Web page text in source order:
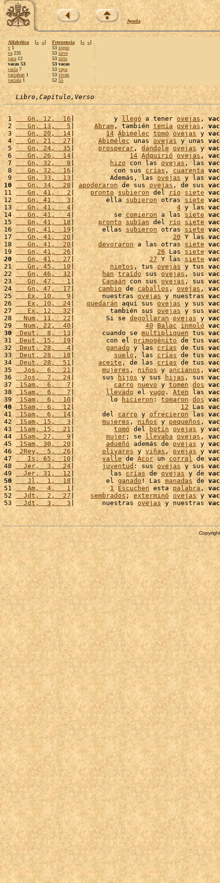
Ayuda
Alfabética [« »]
v 1
va 235
vaca 12
vacas 53
vacía 7
vaciaban 1
vacíala 1
Frecuencia [« »]
53 signo
53 sirve
53 sitio
53 vacas
53 vaya
53 vivan
52 55
Libro,Capítulo,Verso
1
   Gn, 12,  16
|          y llegó a tener ovejas ,
2
   Gn, 13,   5
| Abram , también tenía ovejas ,
3
   Gn, 20,  14
| 14 Abimélec tomó ovejas y
4
   Gn, 21,  27
| Abimélec unas ovejas y unas
5
   Gn, 24,  35
| prosperar , dándole ovejas y
6
   Gn, 26,  14
| 14 Adquirió ovejas,
7
   Gn, 32,   8
| hizo con las ovejas , las
8
   Gn, 32,  16
|          con sus crías, cuarenta
9
   Gn, 33,  13
|         Además, las ovejas y las
10
   Gn, 34,  28
| apoderaron de sus ovejas , de sus
11
   Gn, 41,   2
| pronto subieron del río siete
12
   Gn, 41,   3
|        ella subieron otras siete
13
   Gn, 41,   4
| 4 y las
14
   Gn, 41,   4
|          se comieron a las siete
15
   Gn, 41,  18
| pronto subían del río siete
16
   Gn, 41,  19
|       ellas subieron otras siete
17
   Gn, 41,  20
| 20 Y las
18
   Gn, 41,  20
| devoraron a las otras siete
19
   Gn, 41,  26
| 26 Las siete
20
   Gn, 41,  27
| 27 Y las siete
21
   Gn, 45,  10
| nietos, tus ovejas y tus
22
   Gn, 46,  32
| han traído sus ovejas , sus
23
   Gn, 47,   1
| Canaán con sus ovejas, sus
24
   Gn, 47,  17
| cambio de caballos , ovejas ,
25
   Ex, 10,   9
|       nuestras ovejas y nuestras
26
   Ex, 10,  24
| quedarán aquí sus ovejas y sus
27
   Ex, 12,  32
|         también sus ovejas y sus
28
  Num, 11,  22
|        Si se degollaran ovejas y
29
  Num, 22,  40
| 40 Balac inmoló
30
Deut,  8,  13|       cuando se multipliquen tus
31 Deut, 15,  19 |        con el primogénito de tus
32
Deut, 28,   4| ganado y las crías de tus
33
Deut, 28,  18| suelo, las crías de tus
34 Deut, 28,  51 | aceite , de las crías de tus
35
  Jos,  6,  21
| mujeres , niños y ancianos ,
36
  Jos,  7,  24
|       sus hijos y sus hijas , sus
37 1Sam,  6,   7 | carro nuevo y tomen dos
38
1Sam,  6,   7| llevado el yugo. Aten las
39 1Sam,  6,  10|         lo hicieron : tomaron dos
40 1Sam,  6,  12 | 12 Las
41 1Sam,  6,  14 |       del carro y ofrecieron las
42 1Sam, 15,   3 | mujeres , niños y pequeños ,
43 1Sam, 15,  21 | tomó del botín ovejas y
44 1Sam, 27,   9| mujer; se llevaba ovejas ,
45 1Sam, 30,  20 | adueñó además de ovejas y
46 2Rey,  5,  26| olivares y viñas , ovejas y
47
   Is, 65,  10
| valle de Acor un corral de
48
  Jer,  3,  24
| juventud : sus ovejas y sus
49
  Jer, 31,  12
|         las crías de ovejas y de
50
   Jl,  1,  18
|        el ganado ! Las manadas de
51
   Am,  4,   1
| 1 Escuchen esta palabra ,
52
  Jdt,  2,  27
| sembrados ; exterminó ovejas y
53
  Jdt,  3,   3
|       nuestras ovejas y nuestras